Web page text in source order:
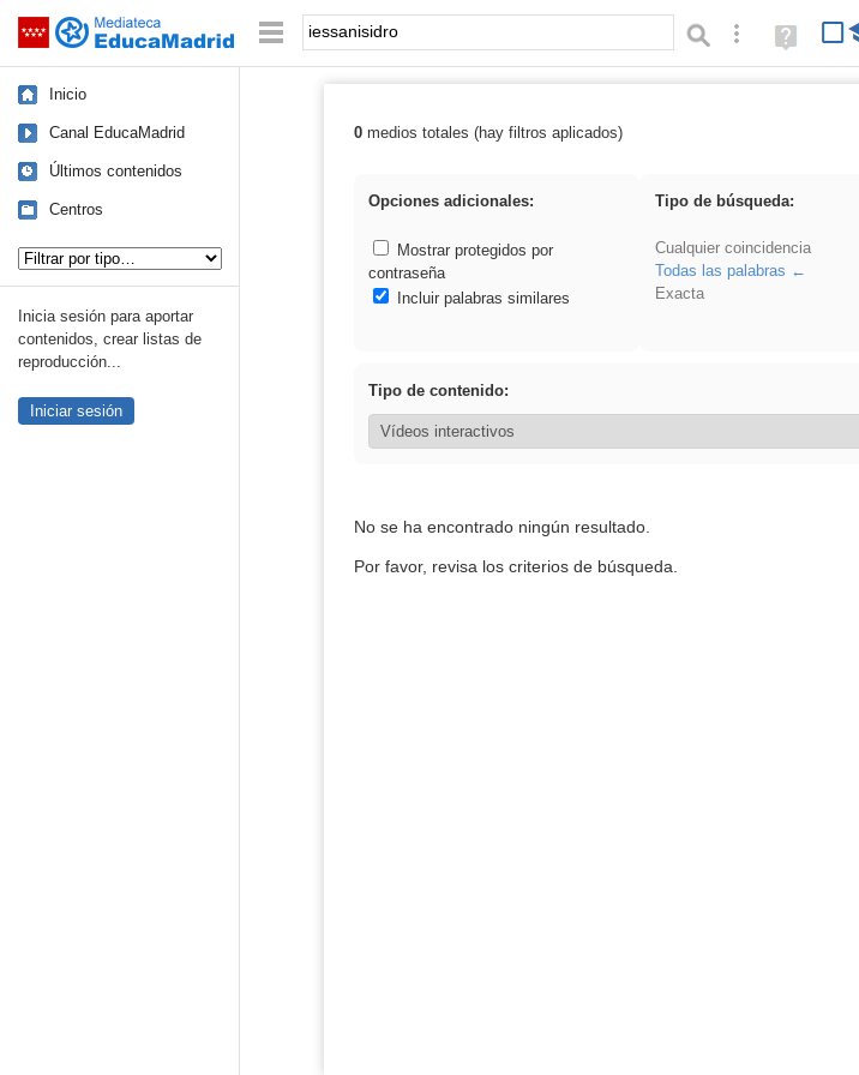
Saltar navegación Palabra o frase: Búsqueda avanzada
Ayuda
(en
Inicio
Canal EducaMadrid
Últimos contenidos
Centros
Inicia sesión para aportar
contenidos, crear listas de
reproducción...
Iniciar sesión
Resultados de: iessanisidro
0medios totales (hay filtros aplicados)
Opciones adicionales:
Mostrar protegidos por
contraseña
Incluir palabras similares
Tipo de búsqueda:
Cualquier coincidencia
Todas las palabras
Exacta
Tipo de contenido:
No se ha encontrado ningún resultado.
Por favor, revisa los criterios de búsqueda.